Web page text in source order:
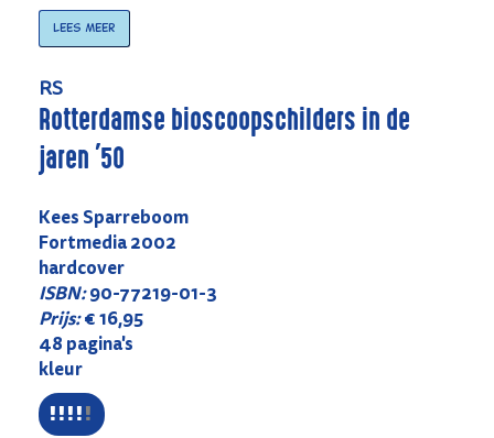
Lees meer
RS
Rotterdamse bioscoopschilders in de
jaren '50
Kees Sparreboom
Fortmedia 2002
hardcover
ISBN:90-77219-01-3
Prijs:€ 16,95
48 pagina's
kleur